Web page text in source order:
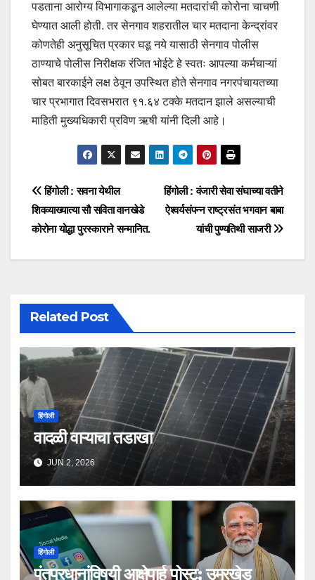
पडताना आरोग्य विभागाकडून आलेल्या मतदारांची कोरोना चाचणी
घेण्यात आली होती. तर सेनगाव शहरातील चार मतदाना केन्द्रांवर
कोणतेही अनुसूचित प्रकार घडू नये यासाठी सेनगाव पोलीस
ठाण्याचे पोलीस निरीक्षक रंजित भोईटे हे स्वतः आपल्या कर्मचाऱ्यां
सोबत बारकाईने लक्ष ठेवून उपस्थित होते सेनगाव नगरपंचायतच्या
चार प्रभागात दिवसभरात ९१.६४ टक्के मतदान झाले असल्याची
माहिती मुख्यधिकारी प्रविण ऋषी यांनी दिली आहे।
हिंगोली : वंजारी सेवा संघाच्या वतीने
ऐश्वर्यसंपन्न राष्ट्रसंत भगवान बाबा
यांची पुण्यतिथी साजरी
हिंगोली : सवना येथील
शिवव्याख्यात्या सौ सविता वानखेडे
कोरोना योद्धा पुरस्काराने सन्मानित.
Related Post
हिंगोली
वादळी वाऱ्याचा तडाखा
JUN 2, 2026
हिंगोली
पंतप्रधानांविषयी आक्षेपार्ह पोस्ट; उमरखेड